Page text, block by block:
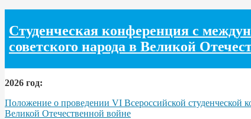
Студенческая конференция с
советского народа в Великой
2026 год:
Положение о проведении VI Всероссийской студенческой
Великой Отечественной войне